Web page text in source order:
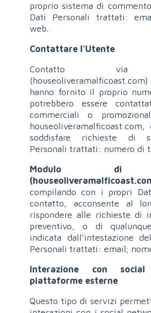
proprio sistema di
Dati Personali trattati:
web.
Contattare l'Utente
Contatto via
hanno fornito il proprio
potrebbero essere
commerciali o
soddisfare richieste di
Personali trattati: numero di
Modulo di
compilando con i propri
contatto, acconsente al
rispondere alle richieste di
preventivo, o di
indicata dall’intestazione
Personali trattati: email;
Interazione con
piattaforme esterne
Questo tipo di servizi